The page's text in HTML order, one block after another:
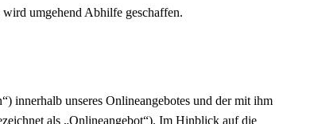
umgehend Abhilfe geschaffen.
innerhalb unseres Onlineangebotes und der mit ihm
als „Onlineangebot“). Im Hinblick auf die